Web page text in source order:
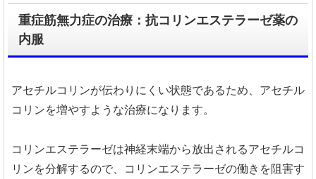
重症筋無力症の治療：抗コリンエステラーゼ薬の
内服
アセチルコリンが伝わりにくい状態であるため、アセチル
コリンを増やすような治療になります。
コリンエステラーゼは神経末端から放出されるアセチルコ
リンを分解するので、コリンエステラーゼの働きを阻害す